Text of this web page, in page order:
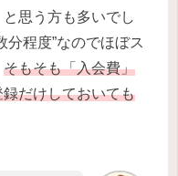
思う方も多いでし
分程度”なのでほぼス
そもそも「入会費」
だけしておいても